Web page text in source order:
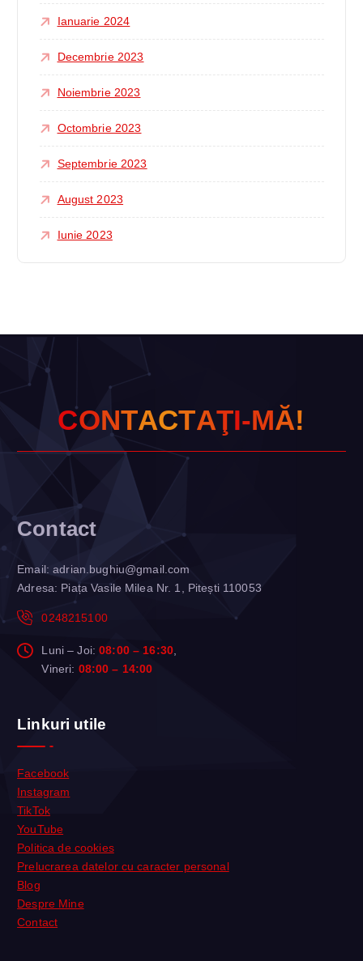
Ianuarie 2024
Decembrie 2023
Noiembrie 2023
Octombrie 2023
Septembrie 2023
August 2023
Iunie 2023
CONTACTAŢI-MĂ!
Contact
Email:adrian.bughiu@gmail.com
Adresa: Piața Vasile Milea Nr. 1, Pitești 110053
0248215100
Luni – Joi:08:00 – 16:30,
Vineri: 08:00 – 14:00
Linkuri utile
Facebook
Instagram
TikTok
YouTube
Politica de cookies
Prelucrarea datelor cu caracter personal
Blog
Despre Mine
Contact